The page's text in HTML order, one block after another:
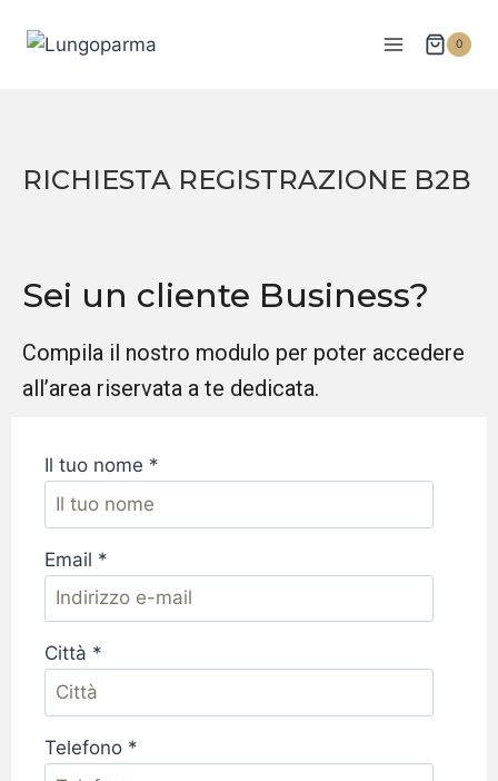
0
RICHIESTA REGISTRAZIONE B2B
Sei un cliente Business?
Compila il nostro modulo per poter accedere
all’area riservata a te dedicata.
Il tuo nome *
Email *
Città *
Telefono *